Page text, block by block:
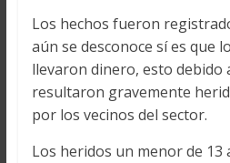
Los hechos fueron
aún se desconoce sí es que
llevaron dinero, esto debido
resultaron gravemente
por los vecinos del sector.
Los heridos un menor de 13